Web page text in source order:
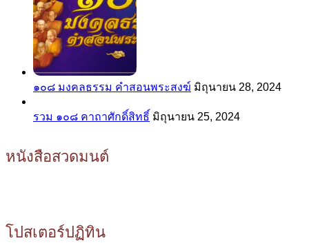
๑๐๘ มงคลธรรม คำสอนพระสงฆ์ มิถุนายน 28, 2024
รวม ๑๐๘ คาถาศักดิ์สิทธิ์ มิถุนายน 25, 2024
หนังสือสวดมนต์
โปสเตอร์ปฏิทิน